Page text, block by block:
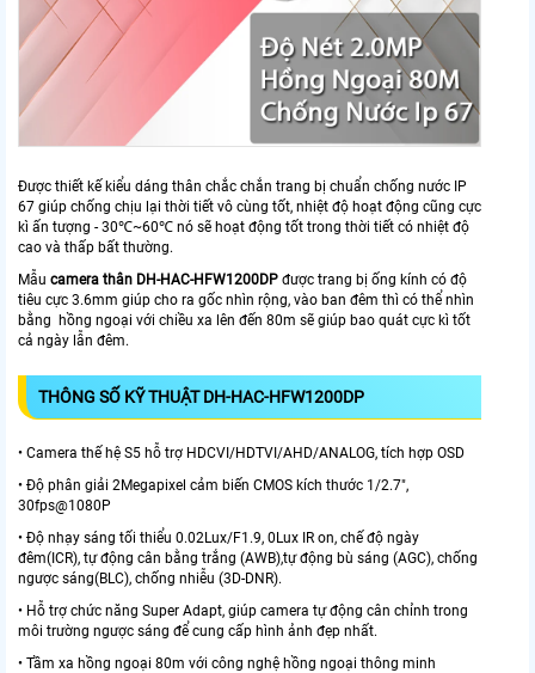
Được thiết kế kiểu dáng thân chắc chắn trang bị chuẩn chống nước IP
67 giúp chống chịu lại thời tiết vô cùng tốt, nhiệt độ hoạt động cũng cực
kì ấn tượng - 30℃~60℃ nó sẽ hoạt động tốt trong thời tiết có nhiệt độ
cao và thấp bất thường.
Mẫu camera thân DH-HAC-HFW1200DP được trang bị ống kính có độ
tiêu cực 3.6mm giúp cho ra gốc nhìn rộng, vào ban đêm thì có thể nhìn
bằng hồng ngoại với chiều xa lên đến 80m sẽ giúp bao quát cực kì tốt
cả ngày lẫn đêm.
THÔNG SỐ KỸ THUẬT DH-HAC-HFW1200DP
• Camera thế hệ S5 hỗ trợ HDCVI/HDTVI/AHD/ANALOG, tích hợp OSD
• Độ phân giải 2Megapixel cảm biến CMOS kích thước 1/2.7",
30fps@1080P
• Độ nhạy sáng tối thiểu 0.02Lux/F1.9, 0Lux IR on, chế độ ngày
đêm(ICR), tự động cân bằng trắng (AWB),tự động bù sáng (AGC), chống
ngược sáng(BLC), chống nhiễu (3D-DNR).
• Hỗ trợ chức năng Super Adapt, giúp camera tự động cân chỉnh trong
môi trường ngược sáng để cung cấp hình ảnh đẹp nhất.
• Tầm xa hồng ngoại 80m với công nghệ hồng ngoại thông minh